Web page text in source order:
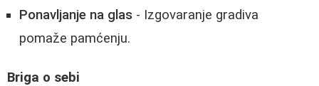
Ponavljanje na glas - Izgovaranje gradiva
pomaže pamćenju.
Briga o sebi